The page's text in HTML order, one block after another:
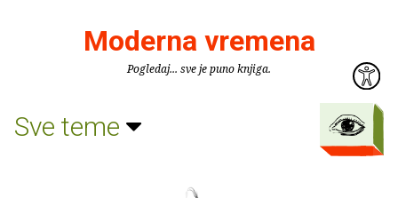
Moderna vremena
Pogledaj... sve je puno knjiga.
Sve teme